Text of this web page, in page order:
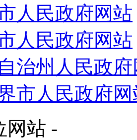
人民政府网站
人民政府网站
治州人民政
市人民政府网
网站 -